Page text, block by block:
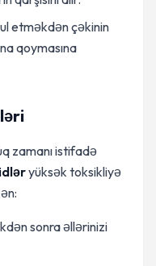
etməkdən çəkinin
qoymasına
zamanı istifadə
yüksək toksikliyə
sonra əllərinizi